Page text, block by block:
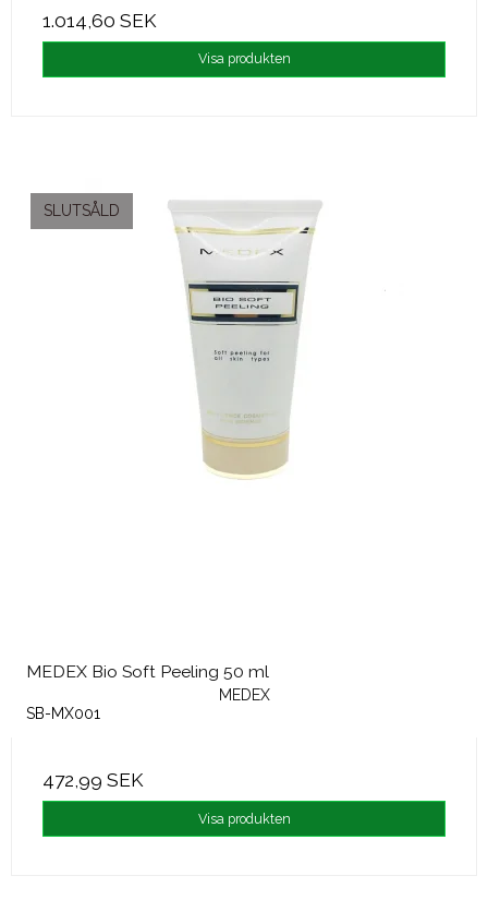
1.014,60 SEK
Visa produkten
SLUTSÅLD
MEDEX Bio Soft Peeling 50 ml
MEDEX
SB-MX001
472,99 SEK
Visa produkten